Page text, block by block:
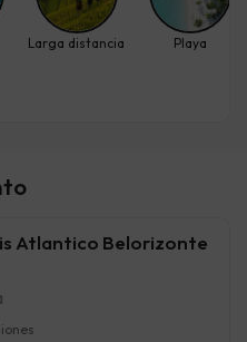
Atlantico Belorizonte
Larga distancia Playa